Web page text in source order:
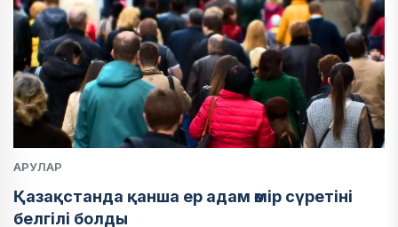
АРУЛАР
Қазақстанда қанша ер адам өмір сүретіні
белгілі болды